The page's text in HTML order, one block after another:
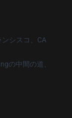
シスコ、CA
の中間の道、